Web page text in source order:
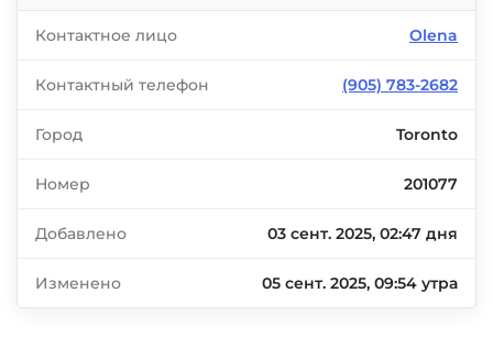
Контактное лицо Olena
Контактный телефон (905) 783-2682
Город Toronto
Номер 201077
Добавлено 03 сент. 2025, 02:47 дня
Изменено 05 сент. 2025, 09:54 утра